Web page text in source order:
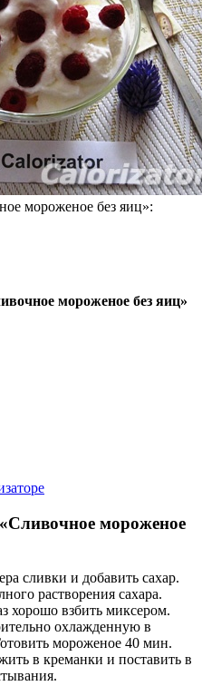
мороженое без яиц»:
мороженое без яиц»
мороженое
сливки и добавить сахар.
растворения сахара.
хорошо взбить миксером.
охлажденную в
мороженое 40 мин.
в креманки и поставить в